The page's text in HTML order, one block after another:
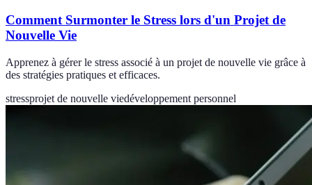
Comment Surmonter le Stress lors d'un Projet de
Nouvelle Vie
Apprenez à gérer le stress associé à un projet de nouvelle vie grâce à
des stratégies pratiques et efficaces.
stressprojet de nouvelle viedéveloppement personnel